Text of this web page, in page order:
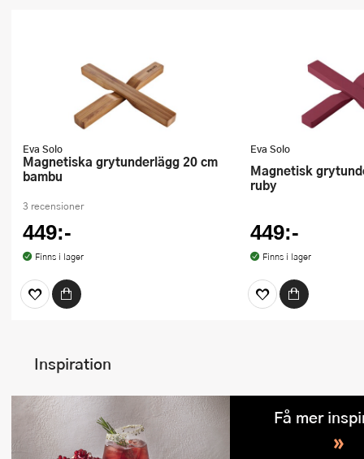
Eva Solo
Magnetiska grytunderlägg 20 cm
bambu
3 recensioner
449:-
Finns i lager
Eva Solo
Magnetisk grytunderlägg 19,5 cm
ruby
449:-
Finns i lager
Inspiration
Få mer
»